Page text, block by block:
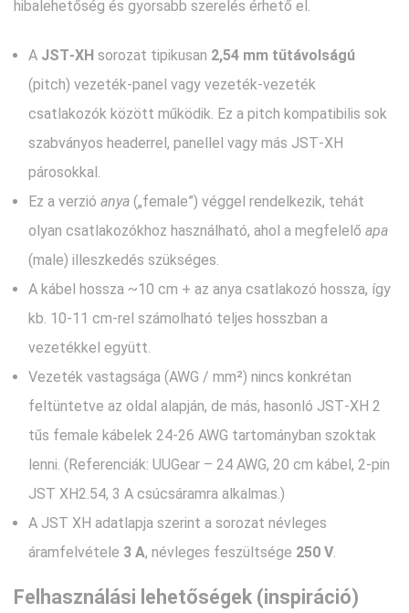
hibalehetőség és gyorsabb szerelés érhető el.
A JST‑XH sorozat tipikusan 2,54 mm tűtávolságú
(pitch) vezeték‑panel vagy vezeték‑vezeték
csatlakozók között működik. Ez a pitch kompatibilis sok
szabványos headerrel, panellel vagy más JST‑XH
párosokkal.
Ez a verzió anya („female”) véggel rendelkezik, tehát
olyan csatlakozókhoz használható, ahol a megfelelő apa
(male) illeszkedés szükséges.
A kábel hossza ~10 cm + az anya csatlakozó hossza, így
kb. 10‑11 cm‑rel számolható teljes hosszban a
vezetékkel együtt.
Vezeték vastagsága (AWG / mm²) nincs konkrétan
feltüntetve az oldal alapján, de más, hasonló JST‑XH 2
tűs female kábelek 24‑26 AWG tartományban szoktak
lenni. (Referenciák: UUGear – 24 AWG, 20 cm kábel, 2‑pin
JST XH2.54, 3 A csúcsáramra alkalmas.)
A JST XH adatlapja szerint a sorozat névleges
áramfelvétele 3 A, névleges feszültsége 250 V.
Felhasználási lehetőségek (inspiráció)